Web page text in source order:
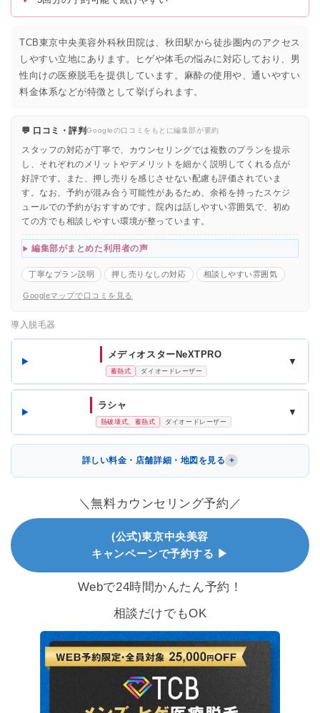
TCB東京中央美容外科秋田院は、秋田駅から徒歩圏内のアクセス
しやすい立地にあります。ヒゲや体毛の悩みに対応しており、男
性向けの医療脱毛を提供しています。麻酔の使用や、通いやすい
料金体系などが特徴として挙げられます。
💬 口コミ・評判Googleの口コミをもとに編集部が要約
スタッフの対応が丁寧で、カウンセリングでは複数のプランを提示
し、それぞれのメリットやデメリットを細かく説明してくれる点が
好評です。また、押し売りを感じさせない配慮も評価されていま
す。なお、予約が混み合う可能性があるため、余裕を持ったスケジ
ュールでの予約がおすすめです。院内は話しやすい雰囲気で、初め
ての方でも相談しやすい環境が整っています。
編集部がまとめた利用者の声
丁寧なプラン説明 押し売りなしの対応 相談しやすい雰囲気
Googleマップで口コミを見る
導入脱毛器
メディオスターNeXTPRO
蓄熱式 ダイオードレーザー
▼
ラシャ
熱破壊式、蓄熱式 ダイオードレーザー
▼
詳しい料金・店舗詳細・地図を見る
＼無料カウンセリング予約／
(公式)東京中央美容
キャンペーンで予約する ▶
Webで24時間かんたん予約！
相談だけでもOK